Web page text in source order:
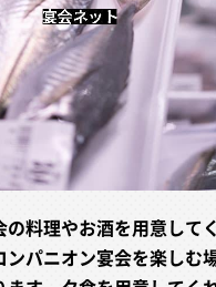
料理やお酒を用意して
ンパニオン宴会を楽しむ